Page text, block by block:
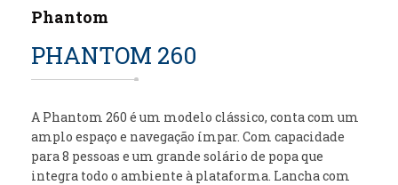
Phantom
PHANTOM 260
A Phantom 260 é um modelo clássico, conta com um
amplo espaço e navegação ímpar. Com capacidade
para 8 pessoas e um grande solário de popa que
integra todo o ambiente à plataforma. Lancha com